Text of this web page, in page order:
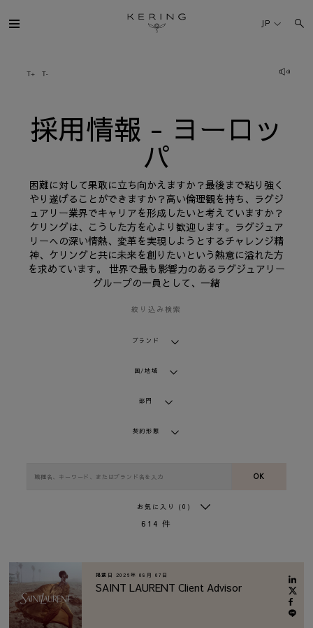
用
情
人材
サステナビリティ
FINANCE
プレスルーム
採用情報
JP
採用情報 - ヨーロッ
パ
困難に対して果敢に立ち向かえますか？最後まで粘り強く
やり遂げることができますか？高い倫理観を持ち、ラグジ
ュアリー業界でキャリアを形成したいと考えていますか？
ケリングは、こうした方を心より歓迎します。ラグジュア
リーへの深い情熱、変革を実現しようとするチャレンジ精
神、ケリングと共に未来を創りたいという熱意に溢れた方
を求めています。 世界で最も影響力のあるラグジュアリー
グループの一員として、一緒
絞り込み検索
ブランド
国/地域
部門
契約形態
OK
お気に入り (0)
614 件
掲載日 2026年 08月 07日
SAINT LAURENT Client Advisor